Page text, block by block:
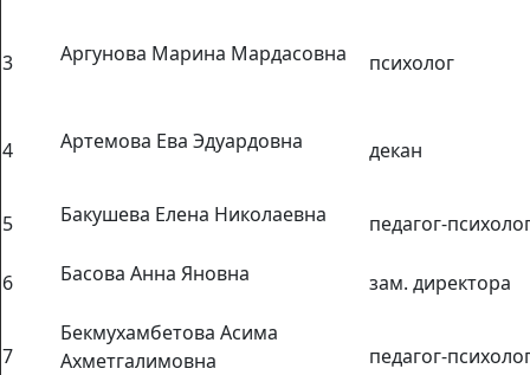
3 Аргунова Марина Мардасовна психолог
4 Артемова Ева Эдуардовна декан
5 Бакушева Елена Николаевна педагог-
6 Басова Анна Яновна зам. директора
7
Бекмухамбетова Асима
Ахметгалимовна
педагог-